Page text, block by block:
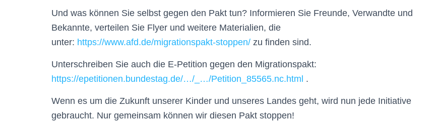
Und was können Sie selbst gegen den Pakt tun? Informieren Sie Freunde, Verwandte und
Bekannte, verteilen Sie Flyer und weitere Materialien, die
unter: https://www.afd.de/migrationspakt-stoppen/ zu finden sind.
Unterschreiben Sie auch die E-Petition gegen den Migrationspakt:
https://epetitionen.bundestag.de/…/_…/Petition_85565.nc.html .
Wenn es um die Zukunft unserer Kinder und unseres Landes geht, wird nun jede Initiative
gebraucht. Nur gemeinsam können wir diesen Pakt stoppen!